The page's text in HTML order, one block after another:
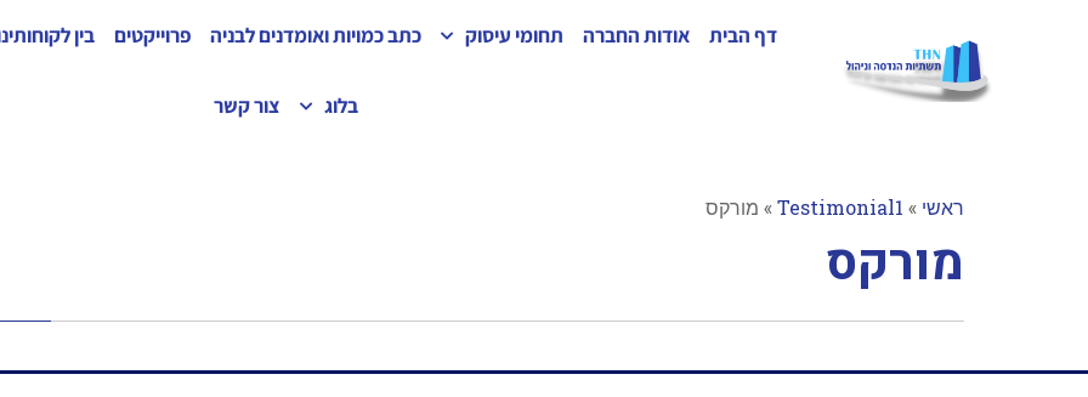
דף הבית אודות החברה תחומי עיסוק כתב כמויות ואומדנים לבניה פרוייקטים בין
בלוג צור קשר
ראשי »
Testimonial1
» מורקס
מורקס